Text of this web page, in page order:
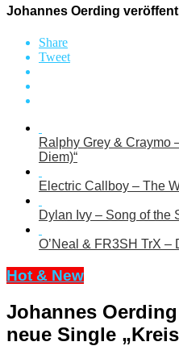
Johannes Oerding
Share
Tweet
Ralphy Grey & Craymo
Diem)“
Electric Callboy – The
Dylan Ivy – Song of the
O’Neal & FR3SH TrX –
Hot & New
Johannes
neue Single